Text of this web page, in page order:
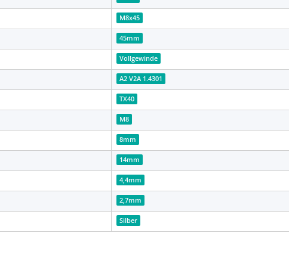
M8x45
45mm
Vollgewinde
A2 V2A 1.4301
TX40
M8
8mm
14mm
4,4mm
2,7mm
Silber